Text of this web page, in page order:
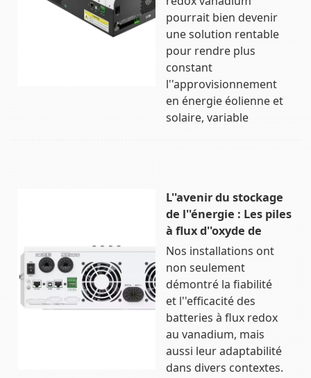
pourrait bien devenir
une solution rentable
pour rendre plus
constant
l''approvisionnement
en énergie éolienne et
solaire, variable
L''avenir du stockage
de l''énergie : Les piles
à flux d''oxyde de
Nos installations ont
non seulement
démontré la fiabilité
et l''efficacité des
batteries à flux redox
au vanadium, mais
aussi leur adaptabilité
dans divers contextes.